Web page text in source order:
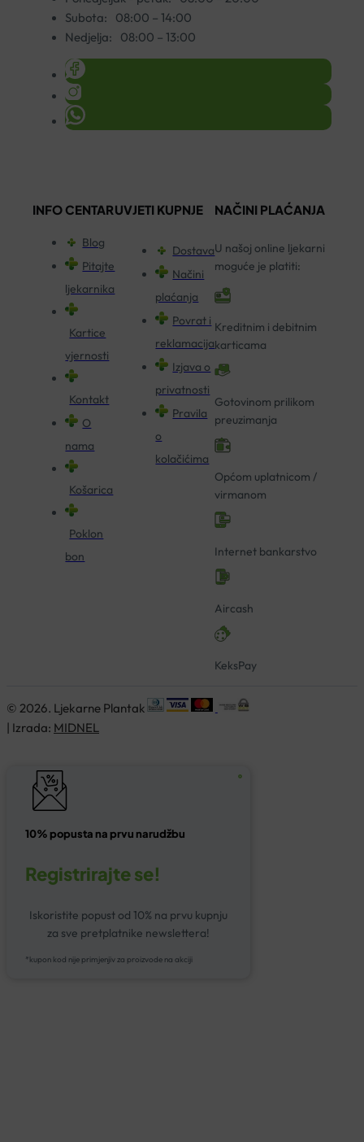
Subota:
08:00 – 14:00
Nedjelja:
08:00 – 13:00
INFO CENTAR
Blog
Pitajte
ljekarnika
Kartice
vjernosti
Kontakt
O
nama
Košarica
Poklon
bon
UVJETI KUPNJE
Dostava
Načini
plaćanja
Povrat i
reklamacija
Izjava o
privatnosti
Pravila
o
kolačićima
NAČINI PLAĆANJA
U našoj online ljekarni
moguće je platiti:
Kreditnim i debitnim
karticama
Gotovinom prilikom
preuzimanja
Općom uplatnicom /
virmanom
Internet bankarstvo
Aircash
KeksPay
© 2026. Ljekarne Plantak
| Izrada: MIDNEL
10% popusta na prvu narudžbu
Registrirajte se!
Iskoristite popust od 10% na prvu kupnju
za sve pretplatnike newslettera!
*kupon kod nije primjenjiv za proizvode na akciji